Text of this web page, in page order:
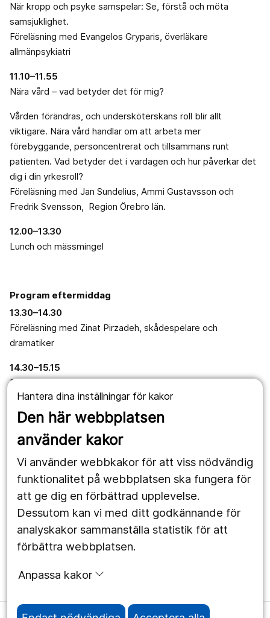
Hantera dina inställningar för kakor
Den här webbplatsen
använder kakor
Vi använder webbkakor för att viss nödvändig
funktionalitet på webbplatsen ska fungera för
att ge dig en förbättrad upplevelse.
Dessutom kan vi med ditt godkännande för
analyskakor sammanställa statistik för att
förbättra webbplatsen.
Anpassa kakor
När kropp och psyke samspelar: Se, förstå och möta
samsjuklighet.
Föreläsning med Evangelos Gryparis, överläkare
allmänpsykiatri
11.10–11.55
Nära vård – vad betyder det för mig?
Vården förändras, och undersköterskans roll blir allt
viktigare. Nära vård handlar om att arbeta mer
förebyggande, personcentrerat och tillsammans runt
patienten. Vad betyder det i vardagen och hur påverkar det
dig i din yrkesroll?
Föreläsning med Jan Sundelius, Ammi Gustavsson och
Fredrik Svensson, Region Örebro län.
12.00–13.30
Lunch och mässmingel
Program eftermiddag
13.30–14.30
Föreläsning med Zinat Pirzadeh, skådespelare och
dramatiker
14.30–15.15
Fika och mässmingel
Förväntas jag förhindra alla suicid?
Hur upptäcker man psykisk ohälsa och suicidtankar – och
vad kan jag göra? Maria Cerci och Susanne Tell från
Socialstyrelsen ger konkreta råd om bemötande, samverkan
och suicidprevention i vardagen inom vård och omsorg.
16.00
Avslutning
Mia Haponski, projektledare.